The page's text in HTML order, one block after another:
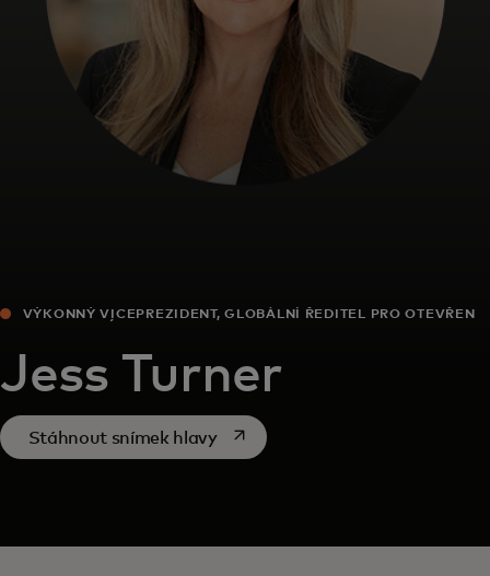
Novinky a trendy
VÝKONNÝ VICEPREZIDENT, GLOBÁLNÍ ŘEDITEL PRO OTEVŘENÉ
Jess Turner
Stáhnout snímek hlavyopens in a new tab